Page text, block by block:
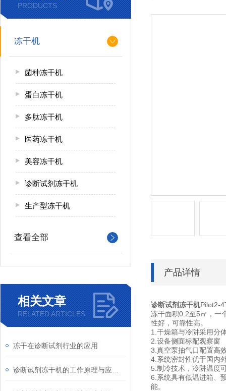
PRODUCTS
冻干机
菌种冻干机
蛋白冻干机
多肽冻干机
医药冻干机
美容冻干机
诊断试剂冻干机
生产型冻干机
查看全部
相关文章
RELATED ARTICLES
冻干在诊断试剂行业的应用
产品详情
诊断试剂冻干机Pilot2-
冻干面积0.2至5㎡，一
性好，可靠性高。
1.干燥箱与冷阱采用分
2.设备侧面标配观察窗
3.真空泵抽气口配置高
4.系统密封性优于国内
5.制冷技术，冷阱温度
6.系统具有低温进箱、
能。